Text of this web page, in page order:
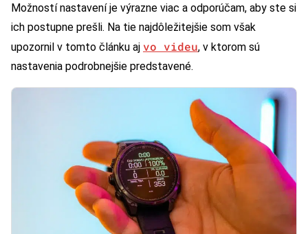
Možností nastavení je výrazne viac a odporúčam, aby ste si
ich postupne prešli. Na tie najdôležitejšie som však
upozornil v tomto článku aj vo videu, v ktorom sú
nastavenia podrobnejšie predstavené.